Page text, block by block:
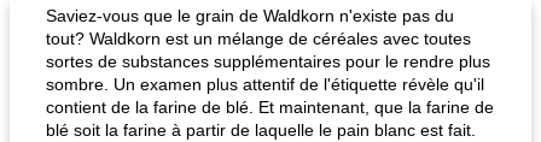
Saviez-vous que le grain de Waldkorn n'existe pas du
tout? Waldkorn est un mélange de céréales avec toutes
sortes de substances supplémentaires pour le rendre plus
sombre. Un examen plus attentif de l'étiquette révèle qu'il
contient de la farine de blé. Et maintenant, que la farine de
blé soit la farine à partir de laquelle le pain blanc est fait.